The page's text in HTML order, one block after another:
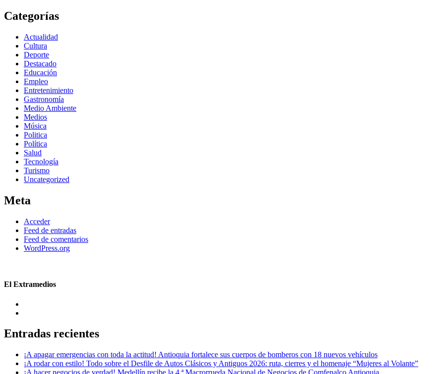
Categorías
Actualidad
Cultura
Deporte
Destacado
Educación
Empleo
Entretenimiento
Gastronomía
Medio Ambiente
Medios
Música
Politica
Política
Salud
Tecnología
Turismo
Uncategorized
Meta
Acceder
Feed de entradas
Feed de comentarios
WordPress.org
El Extramedios
Entradas recientes
¡A apagar emergencias con toda la actitud! Antioquia fortalece sus cuerpos de bomberos con 18 nuevos vehículos
¡A rodar con estilo! Todo sobre el Desfile de Autos Clásicos y Antiguos 2026: ruta, cierres y el homenaje “Mujeres al Volante”